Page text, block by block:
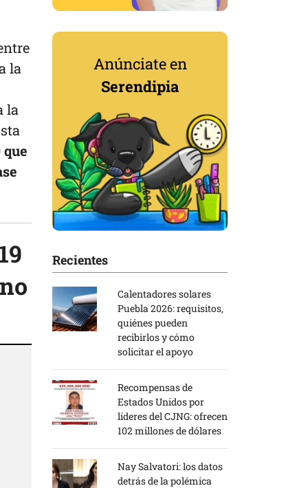
la
la
Anúnciate en
Serendipia
Recientes
Calentadores solares
Puebla 2026: requisitos,
quiénes pueden
recibirlos y cómo
solicitar el apoyo
Recompensas de
Estados Unidos por
líderes del CJNG: ofrecen
102 millones de dólares
Nay Salvatori: los datos
detrás de la polémica